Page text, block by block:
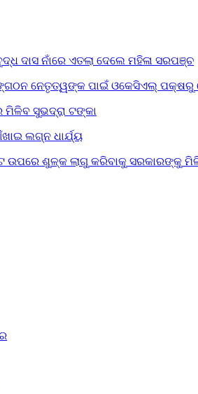
ଦାସ ନାଁରେ ଏତଲା ଦେଲେ ମହିଳା ସରପଞ୍ଚ
ନେତୃତ୍ୱଙ୍କ ପାଇଁ ଓକେସିଏଲ୍ ପକ୍ଷରୁ
ମିଳିବ ସୁଭଦ୍ରା ଟଙ୍କା
ଲଗ୍ନ ଧାର୍ଯ୍ୟ
ଉପରେ ଶୁଳ୍କ ଲାଗୁ କରିବାକୁ ସରକାରଙ୍କୁ